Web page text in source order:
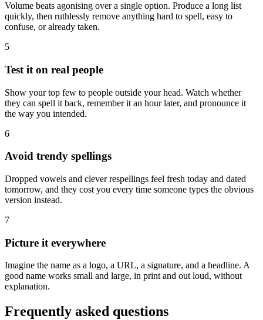
Volume beats agonising over a single option. Produce a long list
quickly, then ruthlessly remove anything hard to spell, easy to
confuse, or already taken.
5
Test it on real people
Show your top few to people outside your head. Watch whether
they can spell it back, remember it an hour later, and pronounce it
the way you intended.
6
Avoid trendy spellings
Dropped vowels and clever respellings feel fresh today and dated
tomorrow, and they cost you every time someone types the obvious
version instead.
7
Picture it everywhere
Imagine the name as a logo, a URL, a signature, and a headline. A
good name works small and large, in print and out loud, without
explanation.
Frequently asked questions